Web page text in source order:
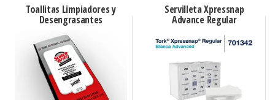
Toallitas Limpiadores y
Desengrasantes
Servilleta Xpressnap
Advance Regular